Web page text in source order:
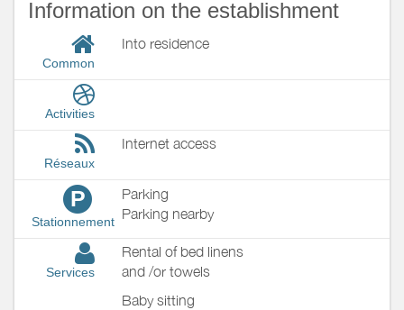
Information on the establishment
Common
Into residence
Activities
Réseaux
Internet access
P
Stationnement
Parking
Parking nearby
Services
Rental of bed linens
and /or towels
Baby sitting